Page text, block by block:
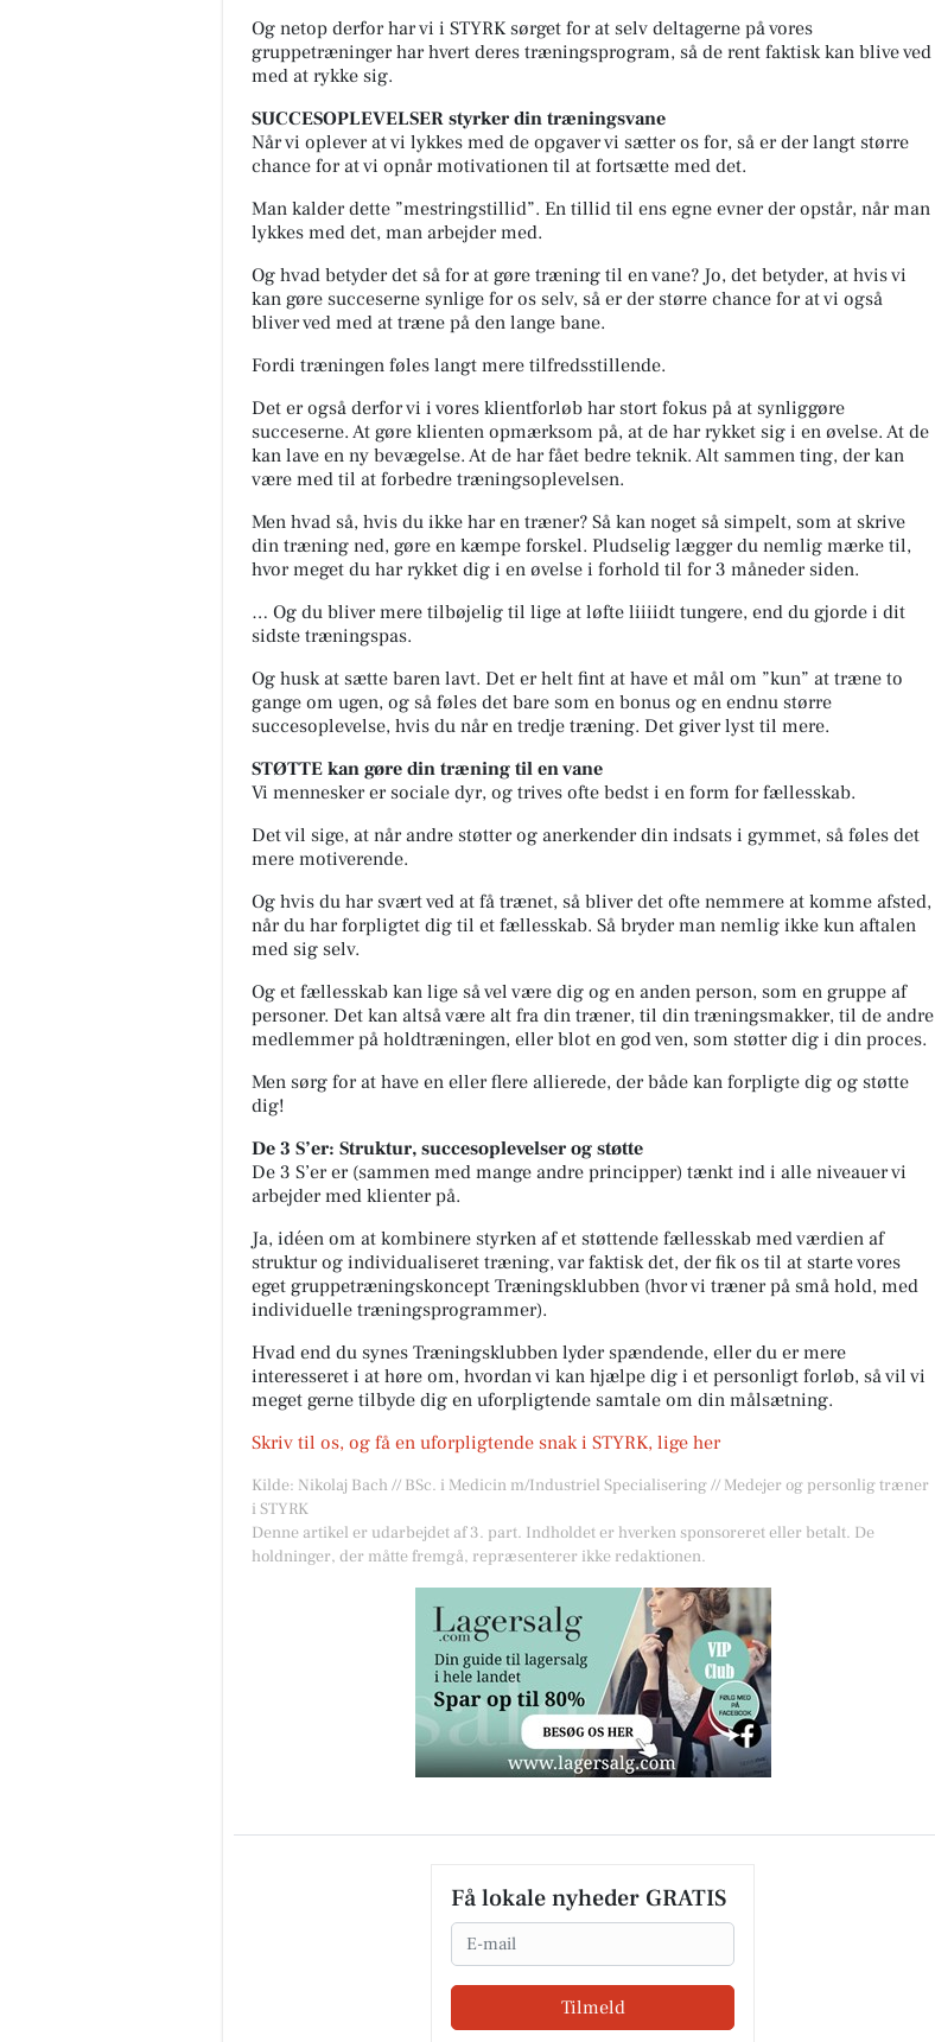
Og netop derfor har vi i STYRK sørget for at selv deltagerne på vores
gruppetræninger har hvert deres træningsprogram, så de rent faktisk kan blive ved
med at rykke sig.
SUCCESOPLEVELSER styrker din træningsvane
Når vi oplever at vi lykkes med de opgaver vi sætter os for, så er der langt større
chance for at vi opnår motivationen til at fortsætte med det.
Man kalder dette ”mestringstillid”. En tillid til ens egne evner der opstår, når man
lykkes med det, man arbejder med.
Og hvad betyder det så for at gøre træning til en vane? Jo, det betyder, at hvis vi
kan gøre succeserne synlige for os selv, så er der større chance for at vi også
bliver ved med at træne på den lange bane.
Fordi træningen føles langt mere tilfredsstillende.
Det er også derfor vi i vores klientforløb har stort fokus på at synliggøre
succeserne. At gøre klienten opmærksom på, at de har rykket sig i en øvelse. At de
kan lave en ny bevægelse. At de har fået bedre teknik. Alt sammen ting, der kan
være med til at forbedre træningsoplevelsen.
Men hvad så, hvis du ikke har en træner? Så kan noget så simpelt, som at skrive
din træning ned, gøre en kæmpe forskel. Pludselig lægger du nemlig mærke til,
hvor meget du har rykket dig i en øvelse i forhold til for 3 måneder siden.
… Og du bliver mere tilbøjelig til lige at løfte liiiidt tungere, end du gjorde i dit
sidste træningspas.
Og husk at sætte baren lavt. Det er helt fint at have et mål om ”kun” at træne to
gange om ugen, og så føles det bare som en bonus og en endnu større
succesoplevelse, hvis du når en tredje træning. Det giver lyst til mere.
STØTTE kan gøre din træning til en vane
Vi mennesker er sociale dyr, og trives ofte bedst i en form for fællesskab.
Det vil sige, at når andre støtter og anerkender din indsats i gymmet, så føles det
mere motiverende.
Og hvis du har svært ved at få trænet, så bliver det ofte nemmere at komme afsted,
når du har forpligtet dig til et fællesskab. Så bryder man nemlig ikke kun aftalen
med sig selv.
Og et fællesskab kan lige så vel være dig og en anden person, som en gruppe af
personer. Det kan altså være alt fra din træner, til din træningsmakker, til de andre
medlemmer på holdtræningen, eller blot en god ven, som støtter dig i din proces.
Men sørg for at have en eller flere allierede, der både kan forpligte dig og støtte
dig!
De 3 S’er: Struktur, succesoplevelser og støtte
De 3 S’er er (sammen med mange andre principper) tænkt ind i alle niveauer vi
arbejder med klienter på.
Ja, idéen om at kombinere styrken af et støttende fællesskab med værdien af
struktur og individualiseret træning, var faktisk det, der fik os til at starte vores
eget gruppetræningskoncept Træningsklubben (hvor vi træner på små hold, med
individuelle træningsprogrammer).
Hvad end du synes Træningsklubben lyder spændende, eller du er mere
interesseret i at høre om, hvordan vi kan hjælpe dig i et personligt forløb, så vil vi
meget gerne tilbyde dig en uforpligtende samtale om din målsætning.
Skriv til os, og få en uforpligtende snak i STYRK, lige her
Kilde: Nikolaj Bach // BSc. i Medicin m/Industriel Specialisering // Medejer og personlig træner
i STYRK
Denne artikel er udarbejdet af 3. part. Indholdet er hverken sponsoreret eller betalt. De
holdninger, der måtte fremgå, repræsenterer ikke redaktionen.
Få lokale nyheder GRATIS
Email
Tilmeld